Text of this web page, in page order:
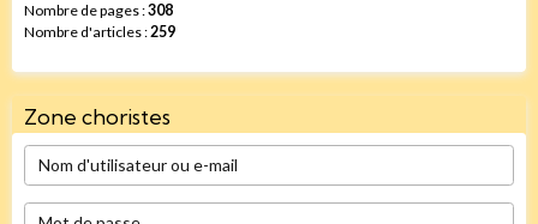
Nombre de pages :308
Nombre d'articles :259
Zone choristes